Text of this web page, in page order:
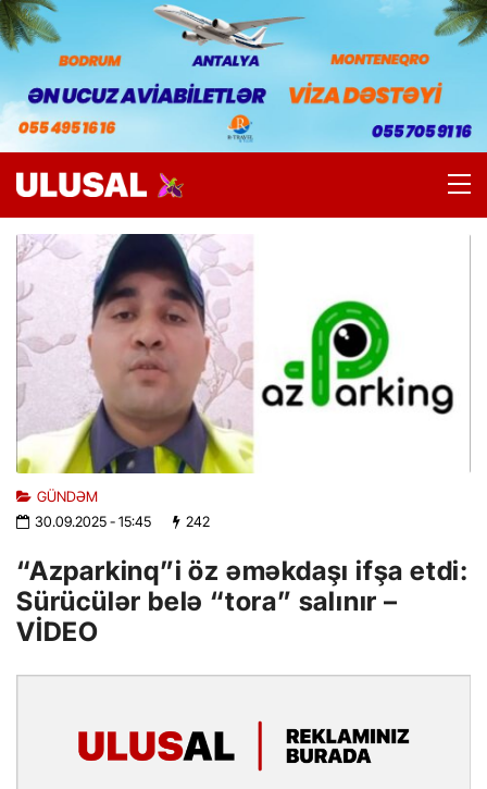
GÜNDƏM
30.09.2025- 15:45 242
“Azparkinq”i öz əməkdaşı ifşa etdi:
Sürücülər belə “tora” salınır –
VİDEO